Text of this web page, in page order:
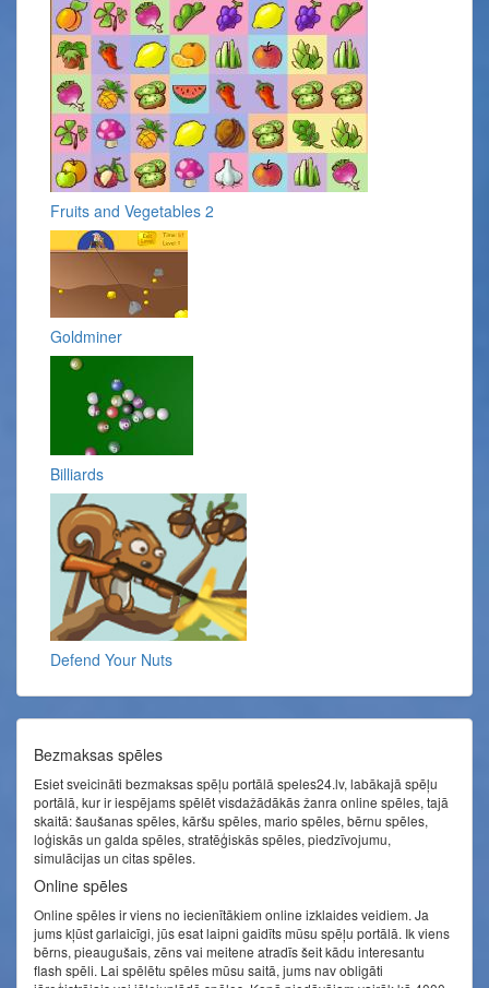
Fruits and Vegetables 2
Goldminer
Billiards
Defend Your Nuts
Bezmaksas spēles
Esiet sveicināti bezmaksas spēļu portālā speles24.lv, labākajā spēļu
portālā, kur ir iespējams spēlēt visdažādākās žanra online spēles, tajā
skaitā: šaušanas spēles, kāršu spēles, mario spēles, bērnu spēles,
loģiskās un galda spēles, stratēģiskās spēles, piedzīvojumu,
simulācijas un citas spēles.
Online spēles
Online spēles ir viens no iecienītākiem online izklaides veidiem. Ja
jums kļūst garlaicīgi, jūs esat laipni gaidīts mūsu spēļu portālā. Ik viens
bērns, pieaugušais, zēns vai meitene atradīs šeit kādu interesantu
flash spēli. Lai spēlētu spēles mūsu saitā, jums nav obligāti